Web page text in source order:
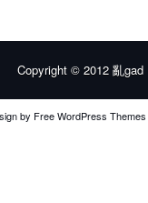
Copyright © 2012 亂gad
by Free WordPress Themes